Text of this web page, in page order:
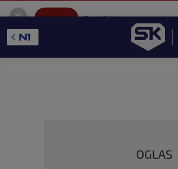
SportKlub
GET - On the Google Play
OGLAS